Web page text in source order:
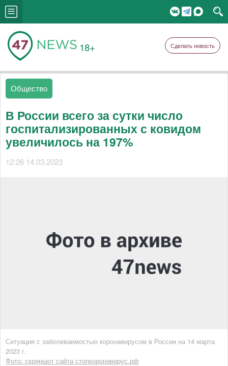
18+ Сделать новость
Общество
В России всего за сутки число
госпитализированных с ковидом
увеличилось на 197%
12:26 14.03.2023
Ситуация с заболеваемостью коронавирусом в России на 14 марта
2023 г.
Фото: скриншот сайта стопкоронавирус.рф